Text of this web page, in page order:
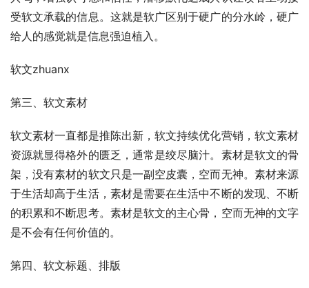
受软文承载的信息。这就是软广区别于硬广的分水岭，硬广
给人的感觉就是信息强迫植入。
软文zhuanx
第三、软文素材
软文素材一直都是推陈出新，软文持续优化营销，软文素材
资源就显得格外的匮乏，通常是绞尽脑汁。素材是软文的骨
架，没有素材的软文只是一副空皮囊，空而无神。素材来源
于生活却高于生活，素材是需要在生活中不断的发现、不断
的积累和不断思考。素材是软文的主心骨，空而无神的文字
是不会有任何价值的。
第四、软文标题、排版